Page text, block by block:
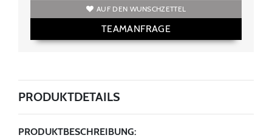
AUF DEN WUNSCHZETTEL
TEAMANFRAGE
PRODUKTDETAILS
PRODUKTBESCHREIBUNG: